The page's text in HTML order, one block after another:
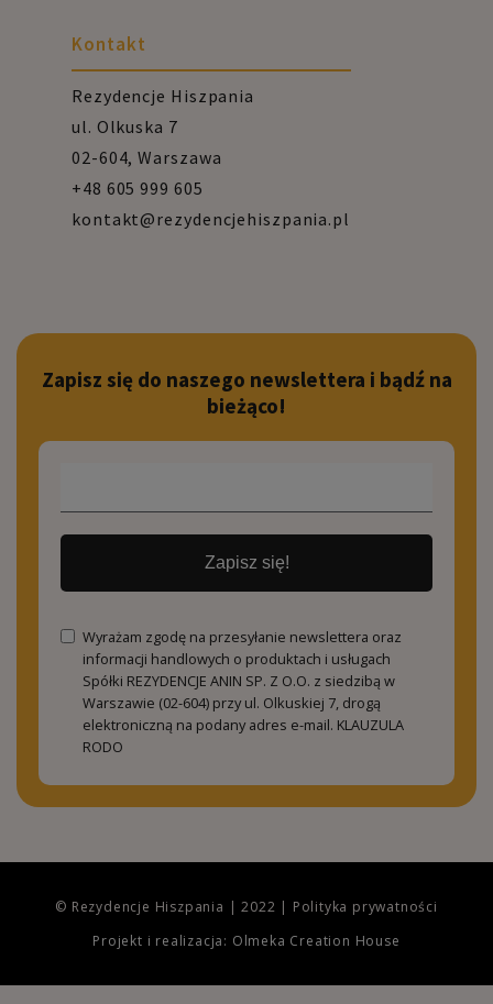
Kontakt
Rezydencje Hiszpania
ul. Olkuska 7
02-604, Warszawa
+48 605 999 605
kontakt@rezydencjehiszpania.pl
Zapisz się do naszego newslettera i bądź na
bieżąco!
Zapisz się!
Wyrażam zgodę na przesyłanie newslettera oraz
informacji handlowych o produktach i usługach
Spółki REZYDENCJE ANIN SP. Z O.O. z siedzibą w
Warszawie (02-604) przy ul. Olkuskiej 7, drogą
elektroniczną na podany adres e-mail. KLAUZULA
RODO
© Rezydencje Hiszpania | 2022 | Polityka prywatności
Projekt i realizacja: Olmeka Creation House